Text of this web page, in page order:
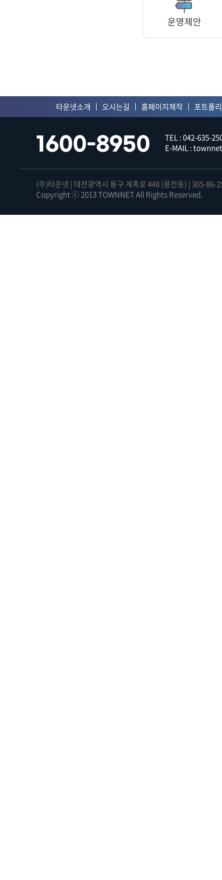
쇼핑
운영제안
타운넷소개 오시는길 홈페이지제작 포트폴
1600-8950
TEL : 042-635-
E-MAIL :
(주)타운넷 | 대전광역시 동구 계족로 448 (용전동) | 305-86-
Copyright ⓒ 2013 TOWNNET All Rights Reserved.